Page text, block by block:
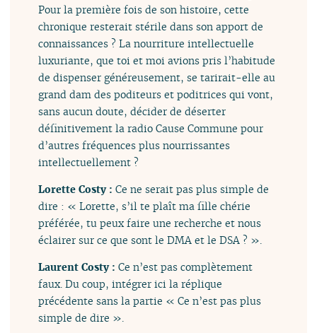
Pour la première fois de son histoire, cette
chronique resterait stérile dans son apport de
connaissances ? La nourriture intellectuelle
luxuriante, que toi et moi avions pris l’habitude
de dispenser généreusement, se tarirait-elle au
grand dam des poditeurs et poditrices qui vont,
sans aucun doute, décider de déserter
définitivement la radio Cause Commune pour
d’autres fréquences plus nourrissantes
intellectuellement ?
Lorette Costy :Ce ne serait pas plus simple de
dire : « Lorette, s’il te plaît ma fille chérie
préférée, tu peux faire une recherche et nous
éclairer sur ce que sont le DMA et le DSA ? ».
Laurent Costy :Ce n’est pas complètement
faux. Du coup, intégrer ici la réplique
précédente sans la partie « Ce n’est pas plus
simple de dire ».